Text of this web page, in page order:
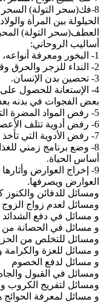
8-فك(سحر التولة)
الحيلولة بين المرأة
العطف(سحر التولة)
أساليب الروحاني:
1- البخور ومعرفة أنواعه، مضارة ومنافعه.
2- النداء للزجر والحرق وقتل العوارض من الإنسان الملتاث.
3- تحصين بدن الإنسان.
4- الإستعانة للحصول
بعض الفجوات في بدنه
5- رفض المواد المضرة التي يتناولها الإنسان.
6- رفض أدوية تتلف الأعصاب ظناً من الطبيب لراحة المريض.
7- رفض الأدوية التي تأخذ مدة زمنية طويلة في تناولها.
8- وضع برنامج زمني
أساس الحياة.
9- إخراج العوارض
العوارض ويصرفها.
ومسائل للدفائن
ومسائل لعدم زواج
و مسائل في دفع الشدائد
و مسائل في الحصانة من
ومسائل للتخلص من
و مسائل للعزة
و مسائل لدفع الخصوم
ومسائل في القبول
ومسائل لتفريج الكروب
و مسائل لمعرفة